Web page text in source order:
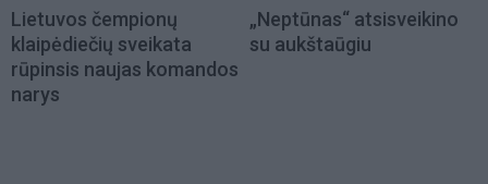
Lietuvos čempionų
klaipėdiečių sveikata
rūpinsis naujas komandos
narys
„Neptūnas“ atsisveikino
su aukštaūgiu